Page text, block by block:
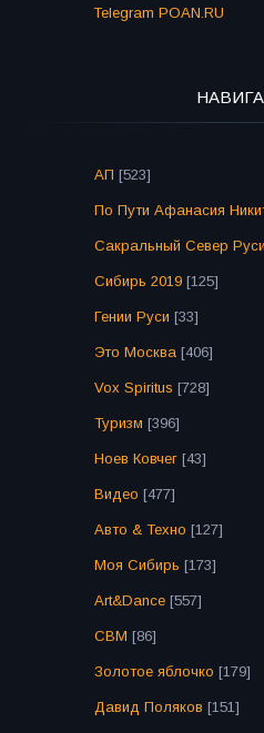
Telegram POAN.RU
АП [523]
По Пути Афанасия
Сакральный Север Руси
Сибирь 2019 [125]
Гении Руси [33]
Это Москва [406]
Vox Spiritus [728]
Туризм [396]
Ноев Ковчег [43]
Видео [477]
Авто & Техно [127]
Моя Сибирь [173]
Art&Dance [557]
СВМ [86]
Золотое яблочко [179]
Давид Поляков [151]